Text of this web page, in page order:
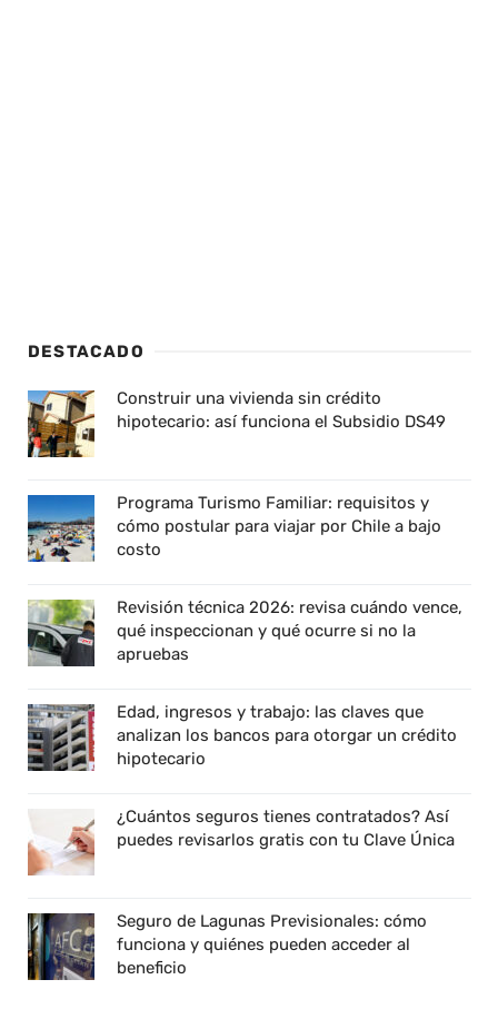
DESTACADO
Construir una vivienda sin crédito
hipotecario: así funciona el Subsidio DS49
Programa Turismo Familiar: requisitos y
cómo postular para viajar por Chile a bajo
costo
Revisión técnica 2026: revisa cuándo vence,
qué inspeccionan y qué ocurre si no la
apruebas
Edad, ingresos y trabajo: las claves que
analizan los bancos para otorgar un crédito
hipotecario
¿Cuántos seguros tienes contratados? Así
puedes revisarlos gratis con tu Clave Única
Seguro de Lagunas Previsionales: cómo
funciona y quiénes pueden acceder al
beneficio